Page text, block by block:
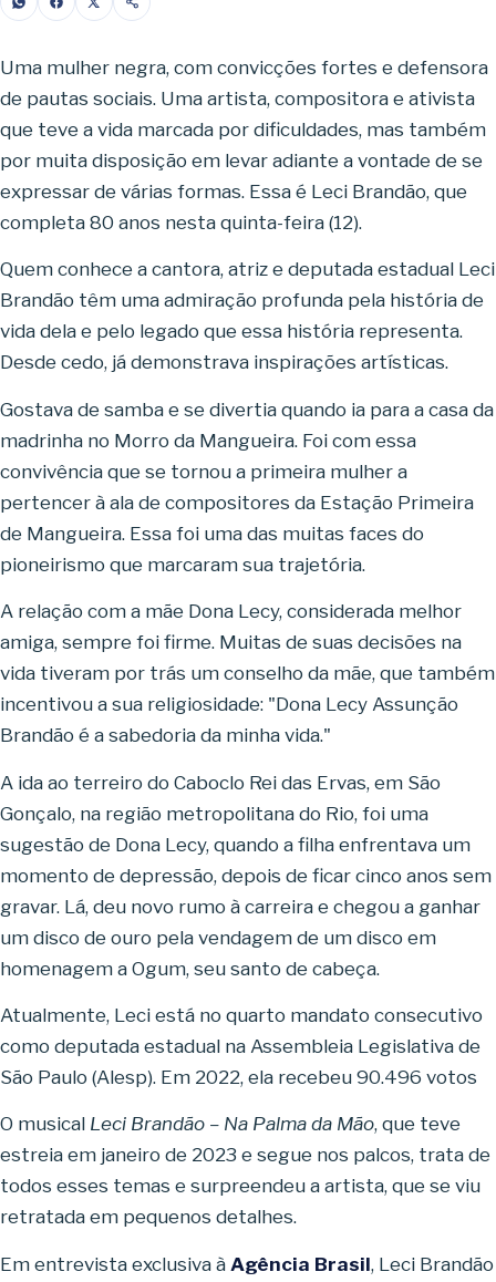
Uma mulher negra, com convicções fortes e defensora
de pautas sociais. Uma artista, compositora e ativista
que teve a vida marcada por dificuldades, mas também
por muita disposição em levar adiante a vontade de se
expressar de várias formas. Essa é Leci Brandão, que
completa 80 anos nesta quinta-feira (12).
Quem conhece a cantora, atriz e deputada estadual Leci
Brandão têm uma admiração profunda pela história de
vida dela e pelo legado que essa história representa.
Desde cedo, já demonstrava inspirações artísticas.
Gostava de samba e se divertia quando ia para a casa da
madrinha no Morro da Mangueira. Foi com essa
convivência que se tornou a primeira mulher a
pertencer à ala de compositores da Estação Primeira
de Mangueira. Essa foi uma das muitas faces do
pioneirismo que marcaram sua trajetória.
A relação com a mãe Dona Lecy, considerada melhor
amiga, sempre foi firme. Muitas de suas decisões na
vida tiveram por trás um conselho da mãe, que também
incentivou a sua religiosidade: "Dona Lecy Assunção
Brandão é a sabedoria da minha vida."
A ida ao terreiro do Caboclo Rei das Ervas, em São
Gonçalo, na região metropolitana do Rio, foi uma
sugestão de Dona Lecy, quando a filha enfrentava um
momento de depressão, depois de ficar cinco anos sem
gravar. Lá, deu novo rumo à carreira e chegou a ganhar
um disco de ouro pela vendagem de um disco em
homenagem a Ogum, seu santo de cabeça.
Atualmente, Leci está no quarto mandato consecutivo
como deputada estadual na Assembleia Legislativa de
São Paulo (Alesp). Em 2022, ela recebeu 90.496 votos
O musical Leci Brandão – Na Palma da Mão, que teve
estreia em janeiro de 2023 e segue nos palcos, trata de
todos esses temas e surpreendeu a artista, que se viu
retratada em pequenos detalhes.
Em entrevista exclusiva à Agência Brasil, Leci Brandão